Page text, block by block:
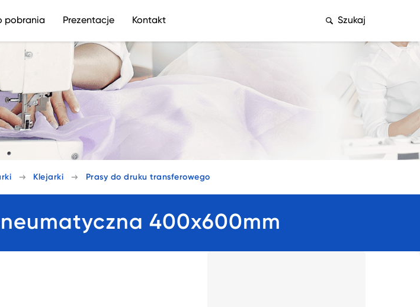
pobrania Prezentacje Kontakt Szukaj
Klejarki Prasy do druku transferowego
400x600mm